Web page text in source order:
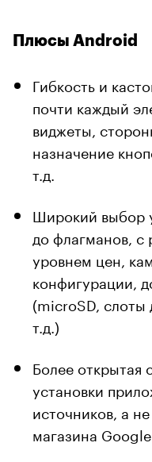
Плюсы Android
Гибкость и
почти каждый
виджеты,
назначение
т.д.
Широкий выбор
до флагманов,
уровнем цен,
конфигурации,
(microSD, слоты
т.д.)
Более открытая
установки
источников, а
магазина Google